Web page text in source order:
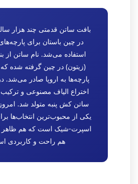
بافت ساتن قدمتی چند هزار ساله
در چین باستان برای
(زیتون) در چین گرفته شده که
اختراع الیاف مصنوعی و ترکیب
ساتن کش پنبه متولد شد.
یکی از محبوب‌ترین انتخاب‌ها
اسپرت-شیک است که هم ظاهر
هم راحت و کاربردی